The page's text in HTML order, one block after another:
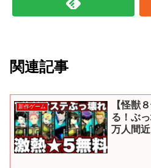
関連記事
新作ゲーム
【怪獣
る！ぶ
万人間